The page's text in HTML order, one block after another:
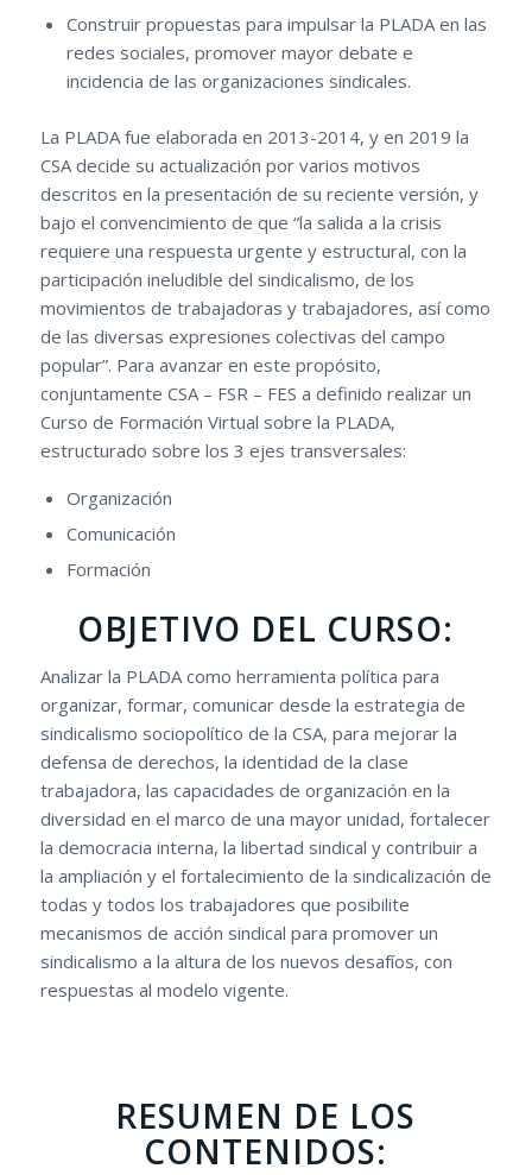
Construir propuestas para impulsar la PLADA en las
redes sociales, promover mayor debate e
incidencia de las organizaciones sindicales.
La PLADA fue elaborada en 2013-2014, y en 2019 la
CSA decide su actualización por varios motivos
descritos en la presentación de su reciente versión, y
bajo el convencimiento de que “la salida a la crisis
requiere una respuesta urgente y estructural, con la
participación ineludible del sindicalismo, de los
movimientos de trabajadoras y trabajadores, así como
de las diversas expresiones colectivas del campo
popular”. Para avanzar en este propósito,
conjuntamente CSA – FSR – FES a definido realizar un
Curso de Formación Virtual sobre la PLADA,
estructurado sobre los 3 ejes transversales:
Organización
Comunicación
Formación
OBJETIVO DEL CURSO:
Analizar la PLADA como herramienta política para
organizar, formar, comunicar desde la estrategia de
sindicalismo sociopolítico de la CSA, para mejorar la
defensa de derechos, la identidad de la clase
trabajadora, las capacidades de organización en la
diversidad en el marco de una mayor unidad, fortalecer
la democracia interna, la libertad sindical y contribuir a
la ampliación y el fortalecimiento de la sindicalización de
todas y todos los trabajadores que posibilite
mecanismos de acción sindical para promover un
sindicalismo a la altura de los nuevos desafíos, con
respuestas al modelo vigente.
RESUMEN DE LOS
CONTENIDOS: